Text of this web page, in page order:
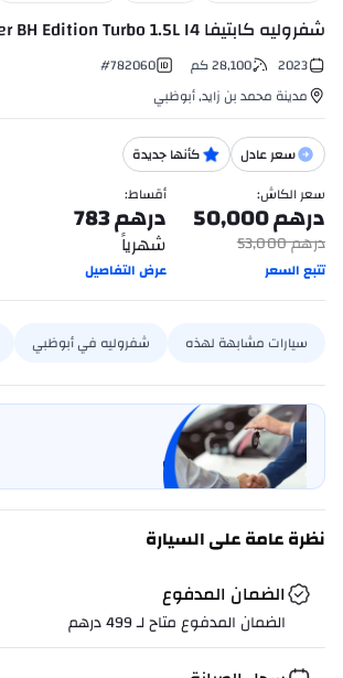
شفروليه كابتيفا Premier BH Edition Turbo 1.5L I4
2023
28,100 كم #782060
مدينة محمد بن زايد,أبوظبي
سعر عادل
كأنها جديدة
سعر الكاش:
درهم50,000
درهم53,000
تتبع السعر
أقساط:
درهم783
شهرياً
عرض التفاصيل
سيارات مشابهة لهذه شفروليه في أبوظبي
بيع سيارتي
خليها على كارسويتش
نظرة عامة على السيارة
الضمان المدفوع
الضمان المدفوع متاح لـ 499 درهم